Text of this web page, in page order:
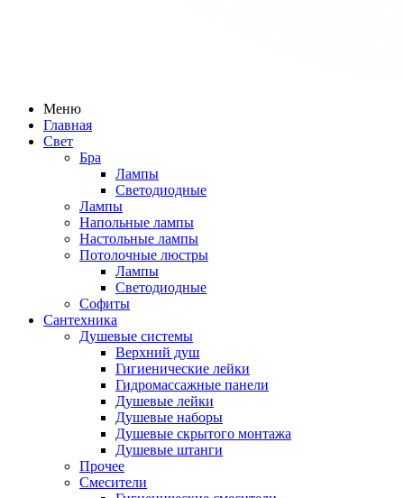
Меню
Главная
Свет
Бра
Лампы
Светодиодные
Лампы
Напольные лампы
Настольные лампы
Потолочные люстры
Лампы
Светодиодные
Софиты
Сантехника
Душевые системы
Верхний душ
Гигиенические лейки
Гидромассажные панели
Душевые лейки
Душевые наборы
Душевые скрытого монтажа
Душевые штанги
Прочее
Смесители